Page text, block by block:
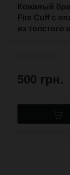
Кожаный
Fire Cuff с
из толстого
500 грн.